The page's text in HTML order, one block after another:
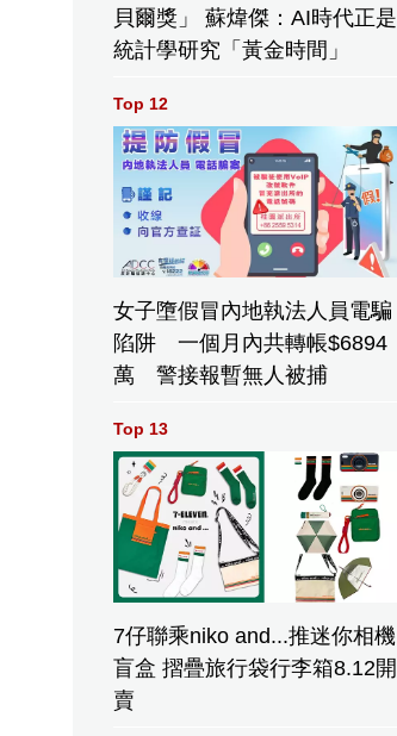
貝爾獎」 蘇煒傑：AI時代正是
統計學研究「黃金時間」
Top 12
女子墮假冒內地執法人員電騙
陷阱 一個月內共轉帳$6894
萬 警接報暫無人被捕
Top 13
7仔聯乘niko and...推迷你相機
盲盒 摺疊旅行袋行李箱8.12開
賣